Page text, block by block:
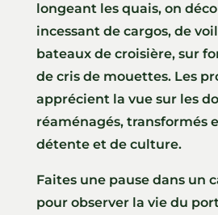
longeant les quais, on
incessant de cargos, de
bateaux de croisière, sur
de cris de mouettes. Les
apprécient la vue sur les
réaménagés, transformés
détente et de culture.
Faites une pause dans un
pour observer la vie du